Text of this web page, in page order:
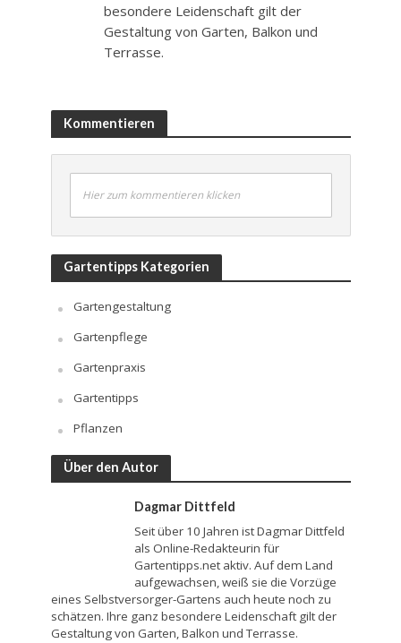
besondere Leidenschaft gilt der
Gestaltung von Garten, Balkon und
Terrasse.
Kommentieren
Hier zum kommentieren klicken
Gartentipps Kategorien
Gartengestaltung
Gartenpflege
Gartenpraxis
Gartentipps
Pflanzen
Über den Autor
Dagmar Dittfeld
Seit über 10 Jahren ist Dagmar Dittfeld
als Online-Redakteurin für
Gartentipps.net aktiv. Auf dem Land
aufgewachsen, weiß sie die Vorzüge
eines Selbstversorger-Gartens auch heute noch zu
schätzen. Ihre ganz besondere Leidenschaft gilt der
Gestaltung von Garten, Balkon und Terrasse.